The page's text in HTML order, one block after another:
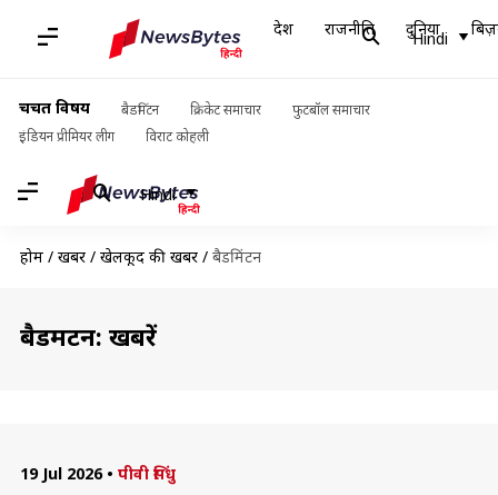
देश राजनीति दुनिया
Hindi
चर्चित विषय बैडमिंटन क्रिकेट समाचार
फुटबॉल समाचार
इंडियन प्रीमियर लीग
विराट कोहली
Hindi
होम / खबरें / खेलकूद की खबरें / बैडमिंटन
बैडमिंटन: खबरें
19 Jul 2026 • पीवी सिंधु